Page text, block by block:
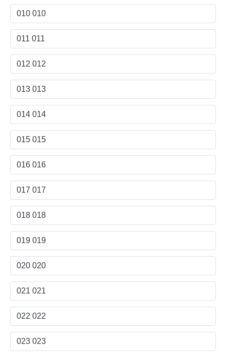
010 010
011 011
012 012
013 013
014 014
015 015
016 016
017 017
018 018
019 019
020 020
021 021
022 022
023 023